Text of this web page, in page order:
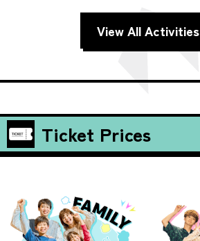
View All Activities
Ticket Prices